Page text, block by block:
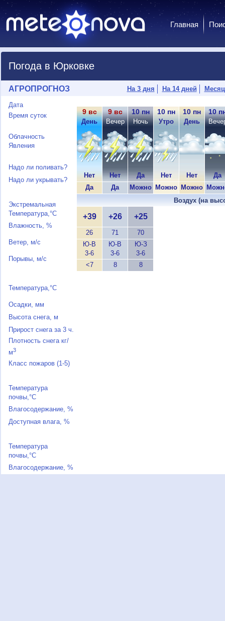
Главная
Погода в Юрковке
АГРОПРОГНОЗ На 3 дня На 14 дней Месяц
Дата
Время суток
Облачность
Явления
Надо ли поливать?
Надо ли укрывать?
Экстремальная
Температура,°C
Влажность, %
Ветер, м/с
Порывы, м/с
Температура,°C
Осадки, мм
Высота снега, м
Прирост снега за 3 ч.
Плотность снега кг/
м3
Класс пожаров (1-5)
Температура
почвы,°C
Влагосодержание, %
Доступная влага, %
Температура
почвы,°C
Влагосодержание, %
9 вс
День
Нет
Да
9 вс
Вечер
Нет
Да
10 пн
Ночь
Да
Можно
10 пн
Утро
Нет
Можно
10 пн
День
Нет
Можно
10
Да
Воздух (на
+39
26
Ю-В
3-6
<7
+26
71
Ю-В
3-6
8
+25
70
Ю-З
3-6
8